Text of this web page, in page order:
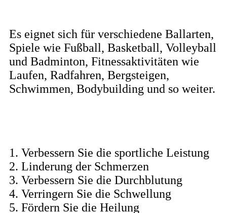
Es eignet sich für verschiedene Ballarten,
Spiele wie Fußball, Basketball, Volleyball
und Badminton, Fitnessaktivitäten wie
Laufen, Radfahren, Bergsteigen,
Schwimmen, Bodybuilding und so weiter.
1. Verbessern Sie die sportliche Leistung
2. Linderung der Schmerzen
3. Verbessern Sie die Durchblutung
4. Verringern Sie die Schwellung
5. Fördern Sie die Heilung